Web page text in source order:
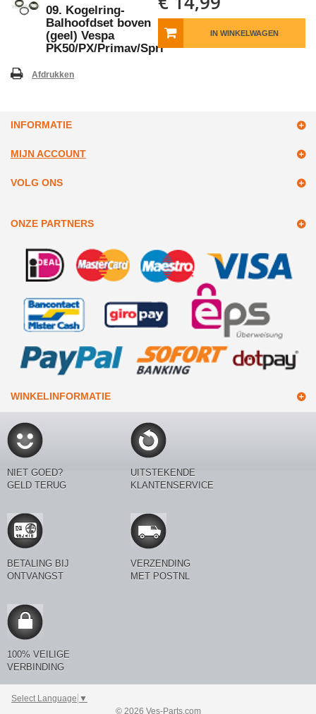
09. Kogelring-
Balhoofdset boven
(geel) Vespa
PK50/PX/Primav/Spri
IN WINKELWAGEN
Afdrukken
INFORMATIE
MIJN ACCOUNT
VOLG ONS
ONZE PARTNERS
WINKELINFORMATIE
NIET GOED?
GELD TERUG
UITSTEKENDE
KLANTENSERVICE
BETALING BIJ
ONTVANGST
VERZENDING
MET POSTNL
100% VEILIGE
VERBINDING
Select Language ▼
© 2026 Ves-Parts.com